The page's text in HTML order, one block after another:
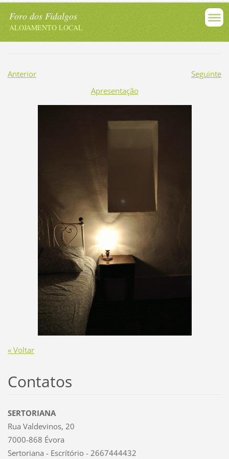
Foro dos Fidalgos
ALOJAMENTO LOCAL
Anterior
Seguinte
Apresentação
« Voltar
Contatos
SERTORIANA
Rua Valdevinos, 20
7000-868 Évora
Sertoriana - Escrítório - 2667444432